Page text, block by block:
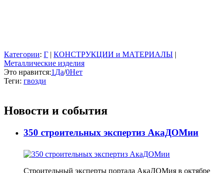
Категории: Г | КОНСТРУКЦИИ и МАТЕРИАЛЫ |
Металлические изделия
Это нравится:1 Да/0Нет
Теги: гвозди
Новости и события
350 строительных экспертиз АкаДОМии
Строительный эксперты портала АкаДОМия в октябре